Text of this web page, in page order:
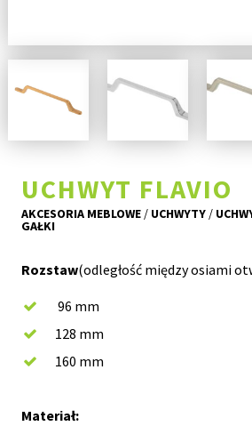
UCHWYT FLAVIO
AKCESORIA MEBLOWE/ UCHWYTY/
GAŁKI
Rozstaw(odległość między osiami
96 mm
128 mm
160 mm
Materiał: